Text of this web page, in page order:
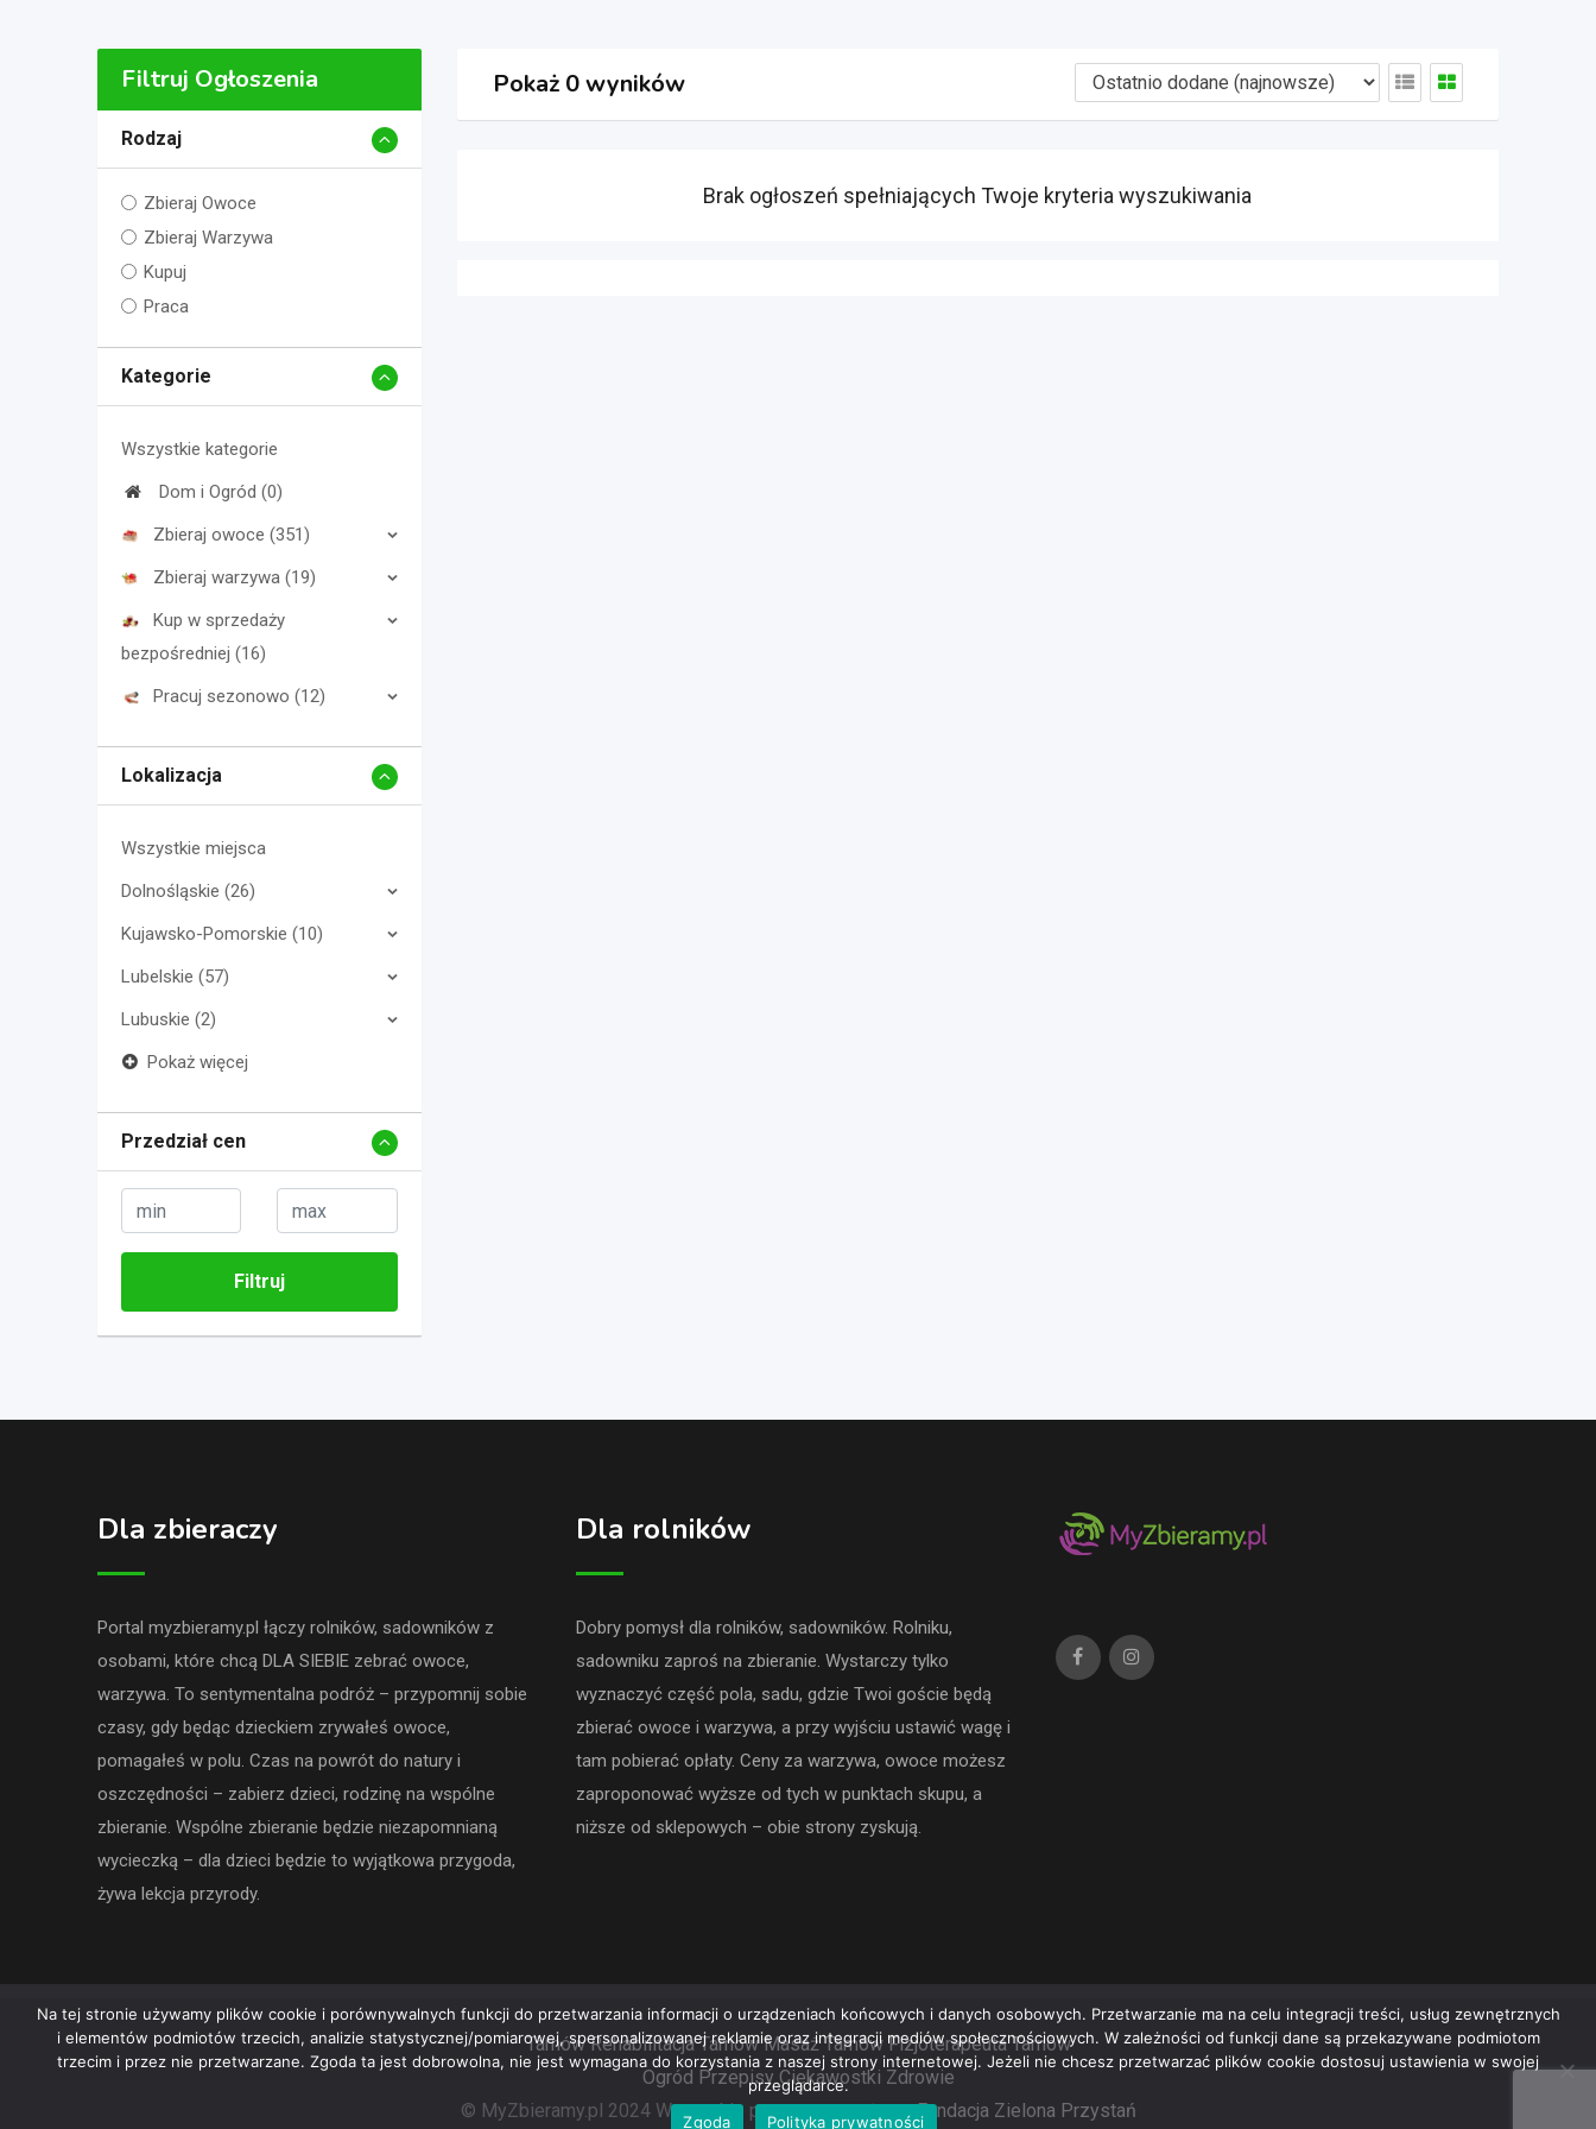
Filtruj Ogłoszenia
Rodzaj
Zbieraj Owoce
Zbieraj Warzywa
Kupuj
Praca
Kategorie
Wszystkie kategorie
Dom i Ogród (0)
Zbieraj owoce (351)
Zbieraj warzywa (19)
Kup w sprzedaży
bezpośredniej (16)
Pracuj sezonowo (12)
Lokalizacja
Wszystkie miejsca
Dolnośląskie (26)
Kujawsko-Pomorskie (10)
Lubelskie (57)
Lubuskie (2)
Pokaż więcej
Przedział cen
Filtruj
Pokaż 0 wyników
Brak ogłoszeń spełniających Twoje kryteria wyszukiwania
Dla zbieraczy
Portal myzbieramy.pl łączy rolników, sadowników z
osobami, które chcą DLA SIEBIE zebrać owoce,
warzywa. To sentymentalna podróż – przypomnij sobie
czasy, gdy będąc dzieckiem zrywałeś owoce,
pomagałeś w polu. Czas na powrót do natury i
oszczędności – zabierz dzieci, rodzinę na wspólne
zbieranie. Wspólne zbieranie będzie niezapomnianą
wycieczką – dla dzieci będzie to wyjątkowa przygoda,
żywa lekcja przyrody.
Dla rolników
Dobry pomysł dla rolników, sadowników. Rolniku,
sadowniku zaproś na zbieranie. Wystarczy tylko
wyznaczyć część pola, sadu, gdzie Twoi goście będą
zbierać owoce i warzywa, a przy wyjściu ustawić wagę i
tam pobierać opłaty. Ceny za warzywa, owoce możesz
zaproponować wyższe od tych w punktach skupu, a
niższe od sklepowych – obie strony zyskują.
Tarnów Rehabilitacja Tarnów Masaż Tarnów Fizjoterapeuta Tarnów
Ogród Przepisy Ciekawostki Zdrowie
© MyZbieramy.pl 2024 Wszystkie prawa zastrzeżone.Fundacja Zielona Przystań
Na tej stronie używamy plików cookie i porównywalnych funkcji do przetwarzania informacji o urządzeniach końcowych i danych osobowych. Przetwarzanie ma na celu integracji treści, usług zewnętrznych
i elementów podmiotów trzecich, analizie statystycznej/pomiarowej, spersonalizowanej reklamie oraz integracji mediów społecznościowych. W zależności od funkcji dane są przekazywane podmiotom
trzecim i przez nie przetwarzane. Zgoda ta jest dobrowolna, nie jest wymagana do korzystania z naszej strony internetowej. Jeżeli nie chcesz przetwarzać plików cookie dostosuj ustawienia w swojej
przeglądarce.
Zgoda
Polityka prywatności